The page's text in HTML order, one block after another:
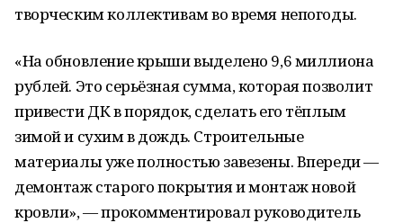
творческим коллективам во время непогоды.
«На обновление крыши выделено 9,6 миллиона
рублей. Это серьёзная сумма, которая позволит
привести ДК в порядок, сделать его тёплым
зимой и сухим в дождь. Строительные
материалы уже полностью завезены. Впереди —
демонтаж старого покрытия и монтаж новой
кровли», — прокомментировал руководитель